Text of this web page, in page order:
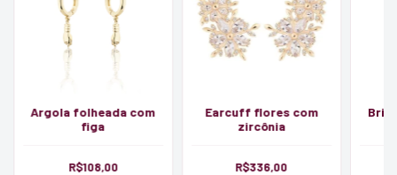
Argola folheada com
figa
R$108,00
Earcuff flores com
zircônia
R$336,00